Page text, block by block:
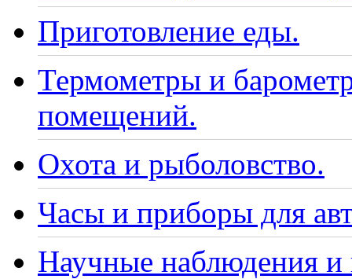
Приготовление еды.
Термометры и
помещений.
Охота и рыболовство.
Часы и приборы для
Научные наблюдения и